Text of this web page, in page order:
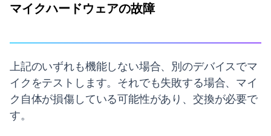
マイクハードウェアの故障
上記のいずれも機能しない場合、別のデバイスでマ
イクをテストします。それでも失敗する場合、マイ
ク自体が損傷している可能性があり、交換が必要で
す。